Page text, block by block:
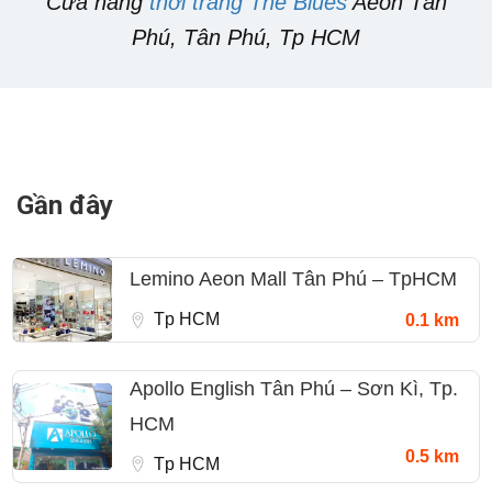
Phú, Tân Phú, Tp HCM
Gần đây
Lemino Aeon Mall Tân Phú – TpHCM
Tp HCM 0.1 km
Apollo English Tân Phú – Sơn Kì, Tp.
HCM
Tp HCM 0.5 km